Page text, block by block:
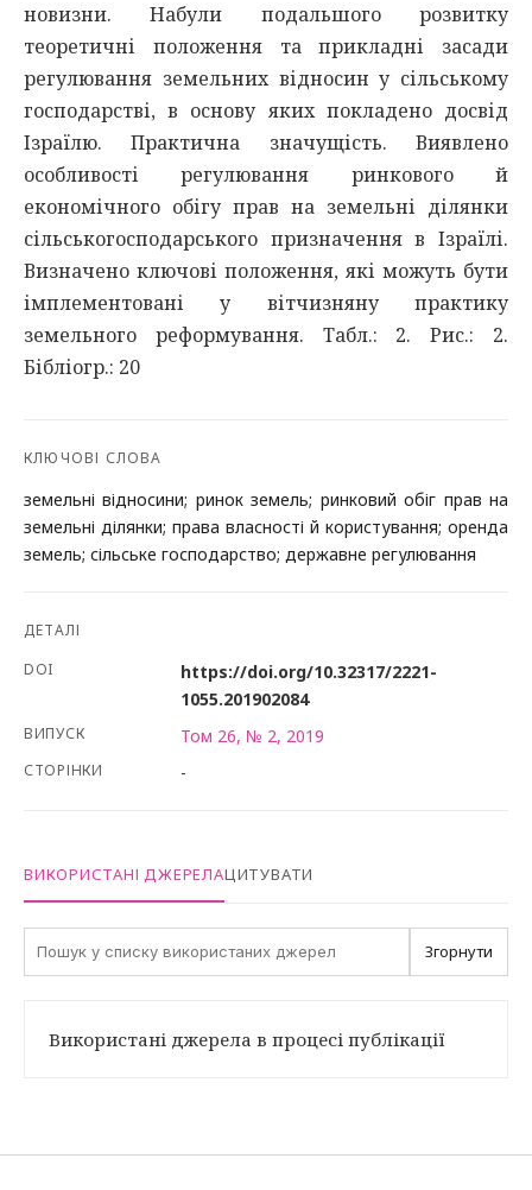
новизни. Набули подальшого розвитку
теоретичні положення та прикладні засади
регулювання земельних відносин у сільському
господарстві, в основу яких покладено досвід
Ізраїлю. Практична значущість. Виявлено
особливості регулювання ринкового й
економічного обігу прав на земельні ділянки
сільськогосподарського призначення в Ізраїлі.
Визначено ключові положення, які можуть бути
імплементовані у вітчизняну практику
земельного реформування. Табл.: 2. Рис.: 2.
Бібліогр.: 20
КЛЮЧОВІ СЛОВА
земельні відносини; ринок земель; ринковий обіг прав на
земельні ділянки; права власності й користування; оренда
земель; сільське господарство; державне регулювання
ДЕТАЛІ
DOI
https://doi.org/10.32317/2221-
1055.201902084
ВИПУСК Том 26, № 2, 2019
СТОРІНКИ -
ВИКОРИСТАНІ ДЖЕРЕЛАЦИТУВАТИ
Згорнути
Використані джерела в процесі публікації